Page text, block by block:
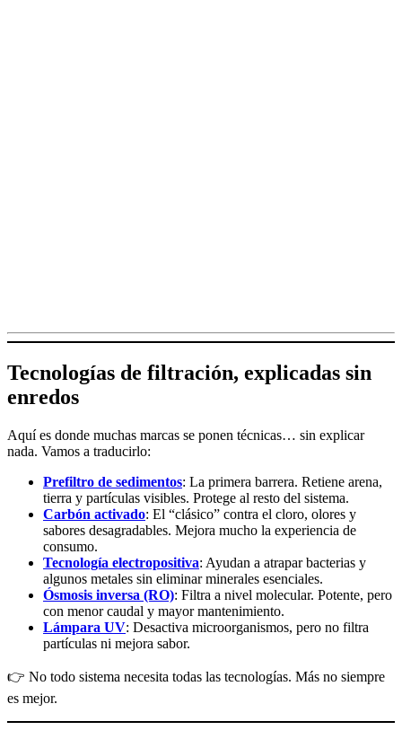
Tecnologías de filtración, explicadas sin
enredos
Aquí es donde muchas marcas se ponen técnicas… sin explicar
nada. Vamos a traducirlo:
Prefiltro de sedimentos: La primera barrera. Retiene arena,
tierra y partículas visibles. Protege al resto del sistema.
Carbón activado: El “clásico” contra el cloro, olores y
sabores desagradables. Mejora mucho la experiencia de
consumo.
Tecnología electropositiva: Ayudan a atrapar bacterias y
algunos metales sin eliminar minerales esenciales.
Ósmosis inversa (RO): Filtra a nivel molecular. Potente, pero
con menor caudal y mayor mantenimiento.
Lámpara UV: Desactiva microorganismos, pero no filtra
partículas ni mejora sabor.
👉 No todo sistema necesita todas las tecnologías. Más no siempre
es mejor.